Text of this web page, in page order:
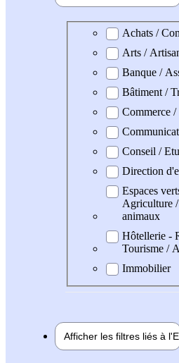
Domaine professionel
Achats /
Arts /
Banque /
Bâtiment /
Commerce /
Conseil /
Direction
Espaces
Agriculture
animaux
Hôtellerie -
Tourisme /
Immobilier
Afficher les filtres liés à l'